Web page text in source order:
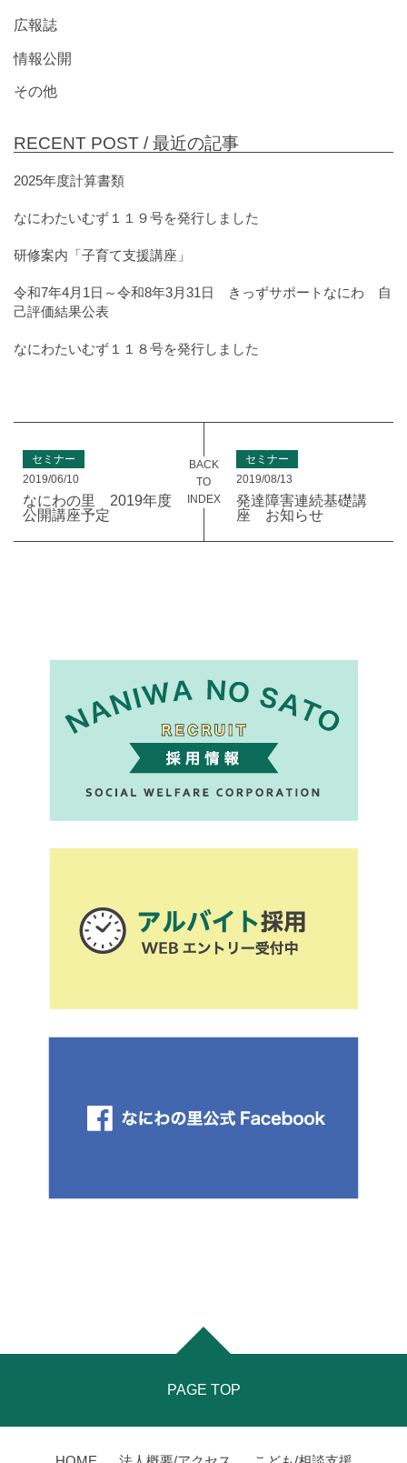
広報誌
情報公開
その他
RECENT POST /最近の記事
2025年度計算書類
なにわたいむず１１９号を発行しました
研修案内「子育て支援講座」
令和7年4月1日～令和8年3月31日 きっずサポートなにわ 自
己評価結果公表
なにわたいむず１１８号を発行しました
セミナー
2019/06/10
なにわの里 2019年度
公開講座予定
BACK
TO
INDEX
セミナー
2019/08/13
発達障害連続基礎講
座 お知らせ
PAGE TOP